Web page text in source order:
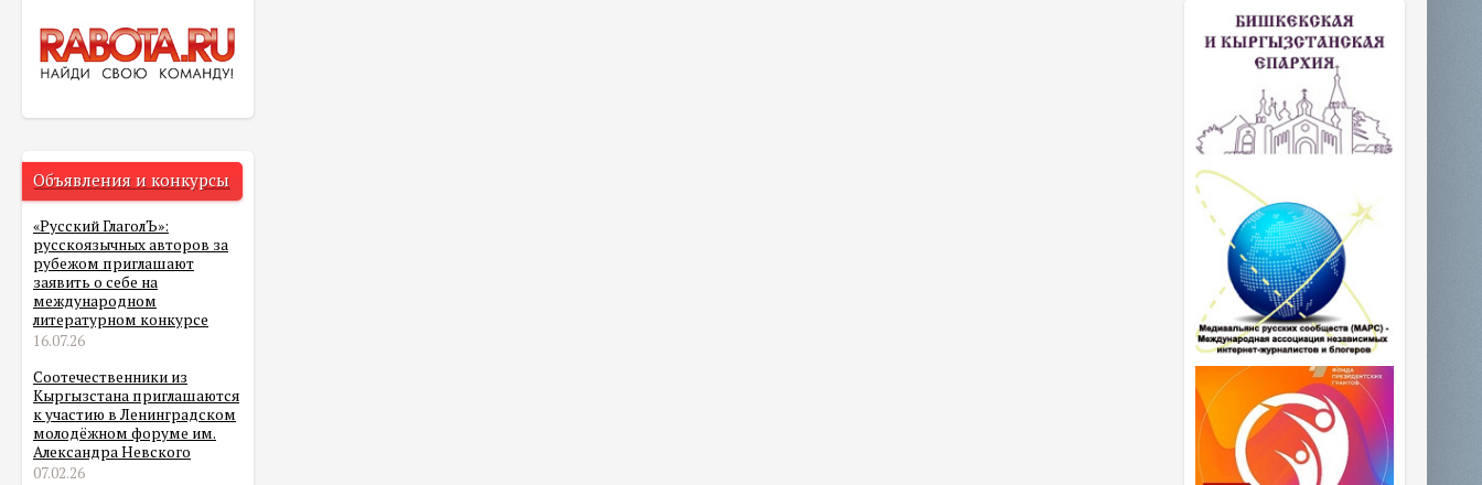
Объявления и конкурсы
«Русский ГлаголЪ»:
русскоязычных авторов за
рубежом приглашают
заявить о себе на
международном
литературном конкурсе
16.07.26
Соотечественники из
Кыргызстана приглашаются
к участию в Ленинградском
молодёжном форуме им.
Александра Невского
07.02.26